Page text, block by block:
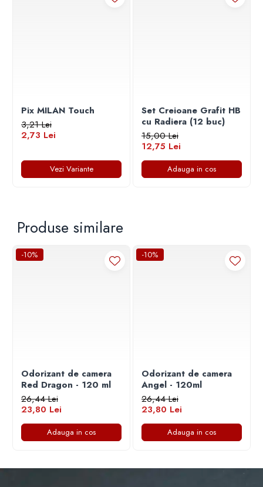
Pix MILAN Touch
3,21 Lei
2,73 Lei
Vezi Variante
Set Creioane Grafit HB
cu Radiera (12 buc)
15,00 Lei
12,75 Lei
Adauga in cos
Produse similare
-10%
Odorizant de camera
Red Dragon - 120 ml
26,44 Lei
23,80 Lei
Adauga in cos
-10%
Odorizant de camera
Angel - 120ml
26,44 Lei
23,80 Lei
Adauga in cos